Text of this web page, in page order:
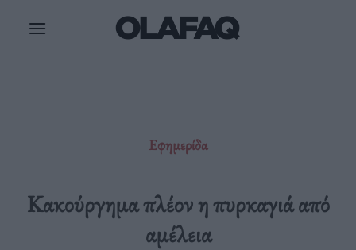
Εφημερίδα
Κακούργημα πλέον η πυρκαγιά από
αμέλεια